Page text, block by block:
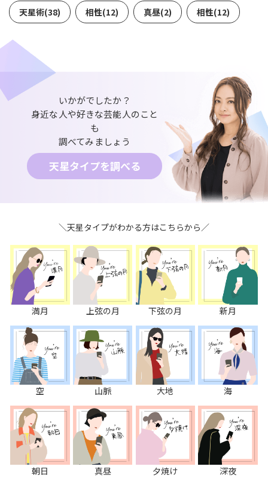
天星術(38) 相性(12) 真昼(2) 相性(12)
いかがでしたか？
身近な人や好きな芸能人のこと
も
調べてみましょう
天星タイプを調べる
＼天星タイプがわかる方はこちらから／
満月 上弦の月 下弦の月 新月
空 山脈 大地 海
朝日 真昼 夕焼け 深夜